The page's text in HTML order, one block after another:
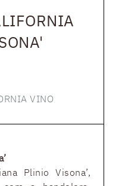
VINO
Plinio Visona’,